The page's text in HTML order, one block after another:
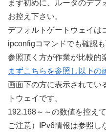
まず初めに、ルータのデフ
お控え下さい。
デフォルトゲートウェイは
ipconfigコマンドでも確認
参照頂く方が作業が比較的
まずこちらを参照し以下の
画面下の方に表示されてい
トウェイです。
192.168～～の数値を控え
ご注意）IPv6情報は参照し